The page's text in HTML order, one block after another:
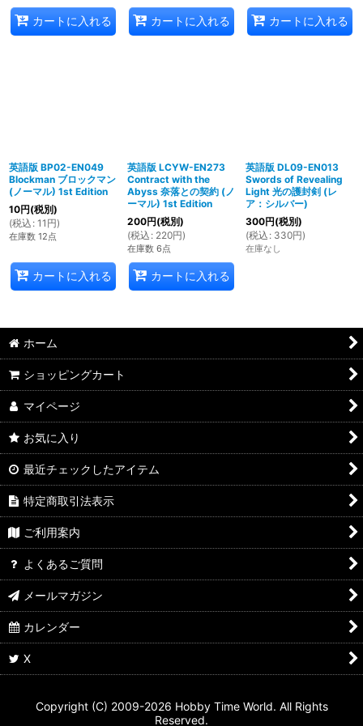
カートに入れる カートに入れる カートに入れる
英語版 BP02-EN049
Blockman ブロックマン
(ノーマル) 1st Edition
10円(税別)
(税込 : 11 円)
在庫数 12点
カートに入れる
英語版 LCYW-EN273
Contract with the
Abyss 奈落との契約 (ノ
ーマル) 1st Edition
200円(税別)
(税込 : 220円)
在庫数 6点
カートに入れる
英語版 DL09-EN013
Swords of Revealing
Light 光の護封剣 (レ
ア：シルバー)
300円(税別)
(税込 : 330円)
在庫なし
ホーム
ショッピングカート
マイページ
お気に入り
最近チェックしたアイテム
特定商取引法表示
ご利用案内
よくあるご質問
メールマガジン
カレンダー
X
Copyright (C) 2009-2026 Hobby Time World. All Rights
Reserved.